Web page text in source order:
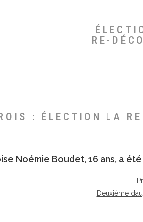
RE-
: ÉLECTION LA
Noémie Boudet, 16 ans, a
Deuxième